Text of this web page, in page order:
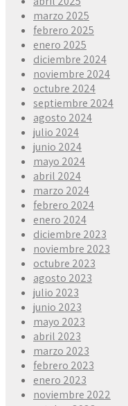
marzo 2025
febrero 2025
enero 2025
diciembre 2024
noviembre 2024
octubre 2024
septiembre 2024
agosto 2024
julio 2024
junio 2024
mayo 2024
abril 2024
marzo 2024
febrero 2024
enero 2024
diciembre 2023
noviembre 2023
octubre 2023
agosto 2023
julio 2023
junio 2023
mayo 2023
abril 2023
marzo 2023
febrero 2023
enero 2023
noviembre 2022